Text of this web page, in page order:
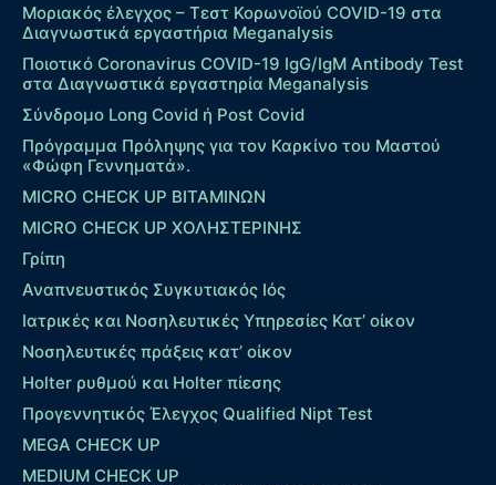
Μοριακός έλεγχος – Τεστ Κορωνοϊού COVID-19 στα
Διαγνωστικά εργαστήρια Meganalysis
Ποιοτικό Coronavirus COVID-19 IgG/IgM Antibody Test
στα Διαγνωστικά εργαστηρία Meganalysis
Σύνδρομο Long Covid ή Post Covid
Πρόγραμμα Πρόληψης για τον Καρκίνο του Μαστού
«Φώφη Γεννηματά».
MICRO CHECK UP ΒΙΤΑΜΙΝΩΝ
MICRO CHECK UP ΧΟΛΗΣΤΕΡΙΝΗΣ
Γρίπη
Αναπνευστικός Συγκυτιακός Ιός
Ιατρικές και Νοσηλευτικές Υπηρεσίες Κατ’ οίκον
Νοσηλευτικές πράξεις κατ’ οίκον
Holter ρυθμού και Holter πίεσης
Προγεννητικός Έλεγχος Qualified Nipt Test
MEGA CHECK UP
MEDIUM CHECK UP